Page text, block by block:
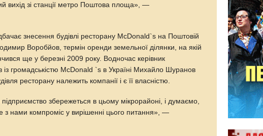
вихід зі станції метро Поштова площа», —
знесення будівлі ресторану McDonald`s на Поштовій
Воробйов, термін оренди земельної ділянки, на якій
ще у березні 2009 року. Водночас керівник
із громадськістю McDonald `s в Україні Михайло Шуранов
ресторану належить компанії і є її власністю.
збережеться в цьому мікрорайоні, і думаємо,
з нами компроміс у вирішенні цього питання», —